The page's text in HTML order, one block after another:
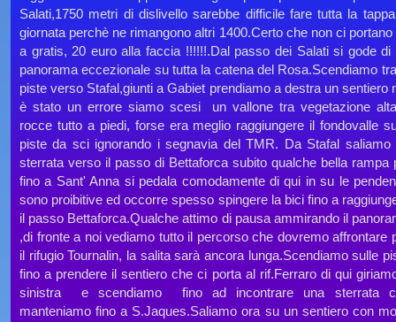
Salati,1750 metri di dislivello sarebbe difficile fare tutta la
giornata perchè ne rimangono altri 1400.Certo che non ci portano
a gratis, 20 euro alla faccia !!!!!!.Dal passo dei Salati si gode di
panorama eccezionale su tutta la catena del Rosa.Scendiamo
piste verso Stafal,giunti a Gabiet prendiamo a destra un sentiero
è stato un errore siamo scesi un vallone tra vegetazione
rocce tutto a piedi, forse era meglio raggiungere il fondovalle
piste da sci ignorando i segnavia del TMR. Da Stafal saliamo
sterrata verso il passo di Bettaforca subito qualche bella rampa
fino a Sant' Anna si pedala comodamente di qui in su le
sono proibitive ed occorre spesso spingere la bici fino a
il passo Bettaforca.Qualche attimo di pausa ammirando il
,di fronte a noi vediamo tutto il percorso che dovremo affrontare
il rifugio Tournalin, la salita sarà ancora lunga.Scendiamo sulle
fino a prendere il sentiero che ci porta al rif.Ferraro di qui
sinistra e scendiamo fino ad incontrare una sterrata
manteniamo fino a S.Jaques.Saliamo ora su un sentiero con